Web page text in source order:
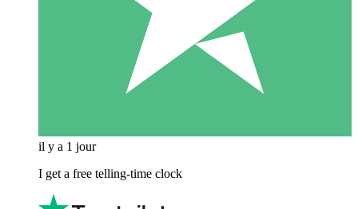
il y a 1 jour
I get a free telling-time clock